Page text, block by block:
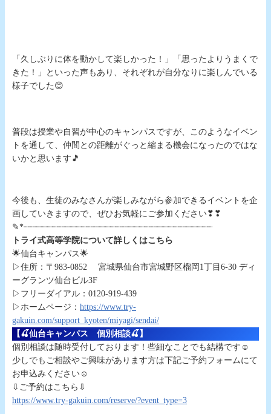
「久しぶりに体を動かして楽しかった！」「思ったよりうまくで
きた！」といった声もあり、それぞれが自分なりに楽しんでいる
様子でした😊
普段は授業や自習が中心のキャンパスですが、このようなイベン
トを通して、仲間との距離がぐっと縮まる機会になったのではな
いかと思います🎵
今後も、生徒のみなさんが楽しみながら参加できるイベントを企
画していきますので、ぜひお気軽にご参加ください❣❣
✎*┈┈┈┈┈┈┈┈┈┈┈┈┈┈┈┈┈┈┈┈┈┈┈┈┈┈┈┈┈┈┈┈┈┈┈┈┈┈┈
トライ式高等学院について詳しくはこちら
🌟仙台キャンパス🌟
▷住所：〒983-0852 宮城県仙台市宮城野区榴岡1丁目6-30 ディ
ーグランツ仙台ビル3F
▷フリーダイアル：0120-919-439
▷ホームページ： https://www.try-
gakuin.com/support_kyoten/miyagi/sendai/
【🍒仙台キャンパス 個別相談🍒】
個別相談は随時受付しております！些細なことでも結構です☺
少しでもご相談やご興味があります方は下記ご予約フォームにて
お申込みください☺
⇩ご予約はこちら⇩
https://www.try-gakuin.com/reserve/?event_type=3